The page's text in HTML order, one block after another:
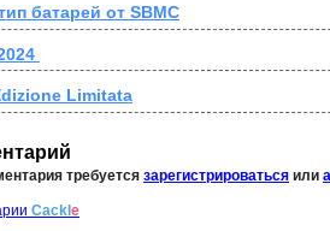
батарей от SBMC
Limitata
требуется зарегистрироваться или
Cackl e